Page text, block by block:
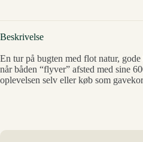
Beskrivelse
En tur på bugten med flot natur,
når båden “flyver” afsted med sine
oplevelsen selv eller køb som